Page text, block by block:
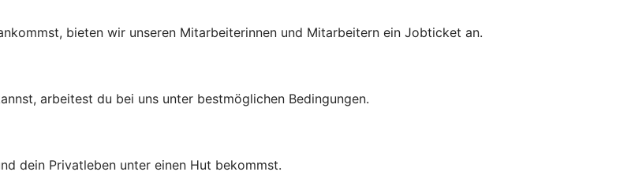
bieten wir unseren Mitarbeiterinnen und Mitarbeitern ein Jobticket an.
arbeitest du bei uns unter bestmöglichen Bedingungen.
dein Privatleben unter einen Hut bekommst.